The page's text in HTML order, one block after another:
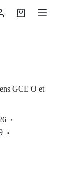
Panier
GCE O et